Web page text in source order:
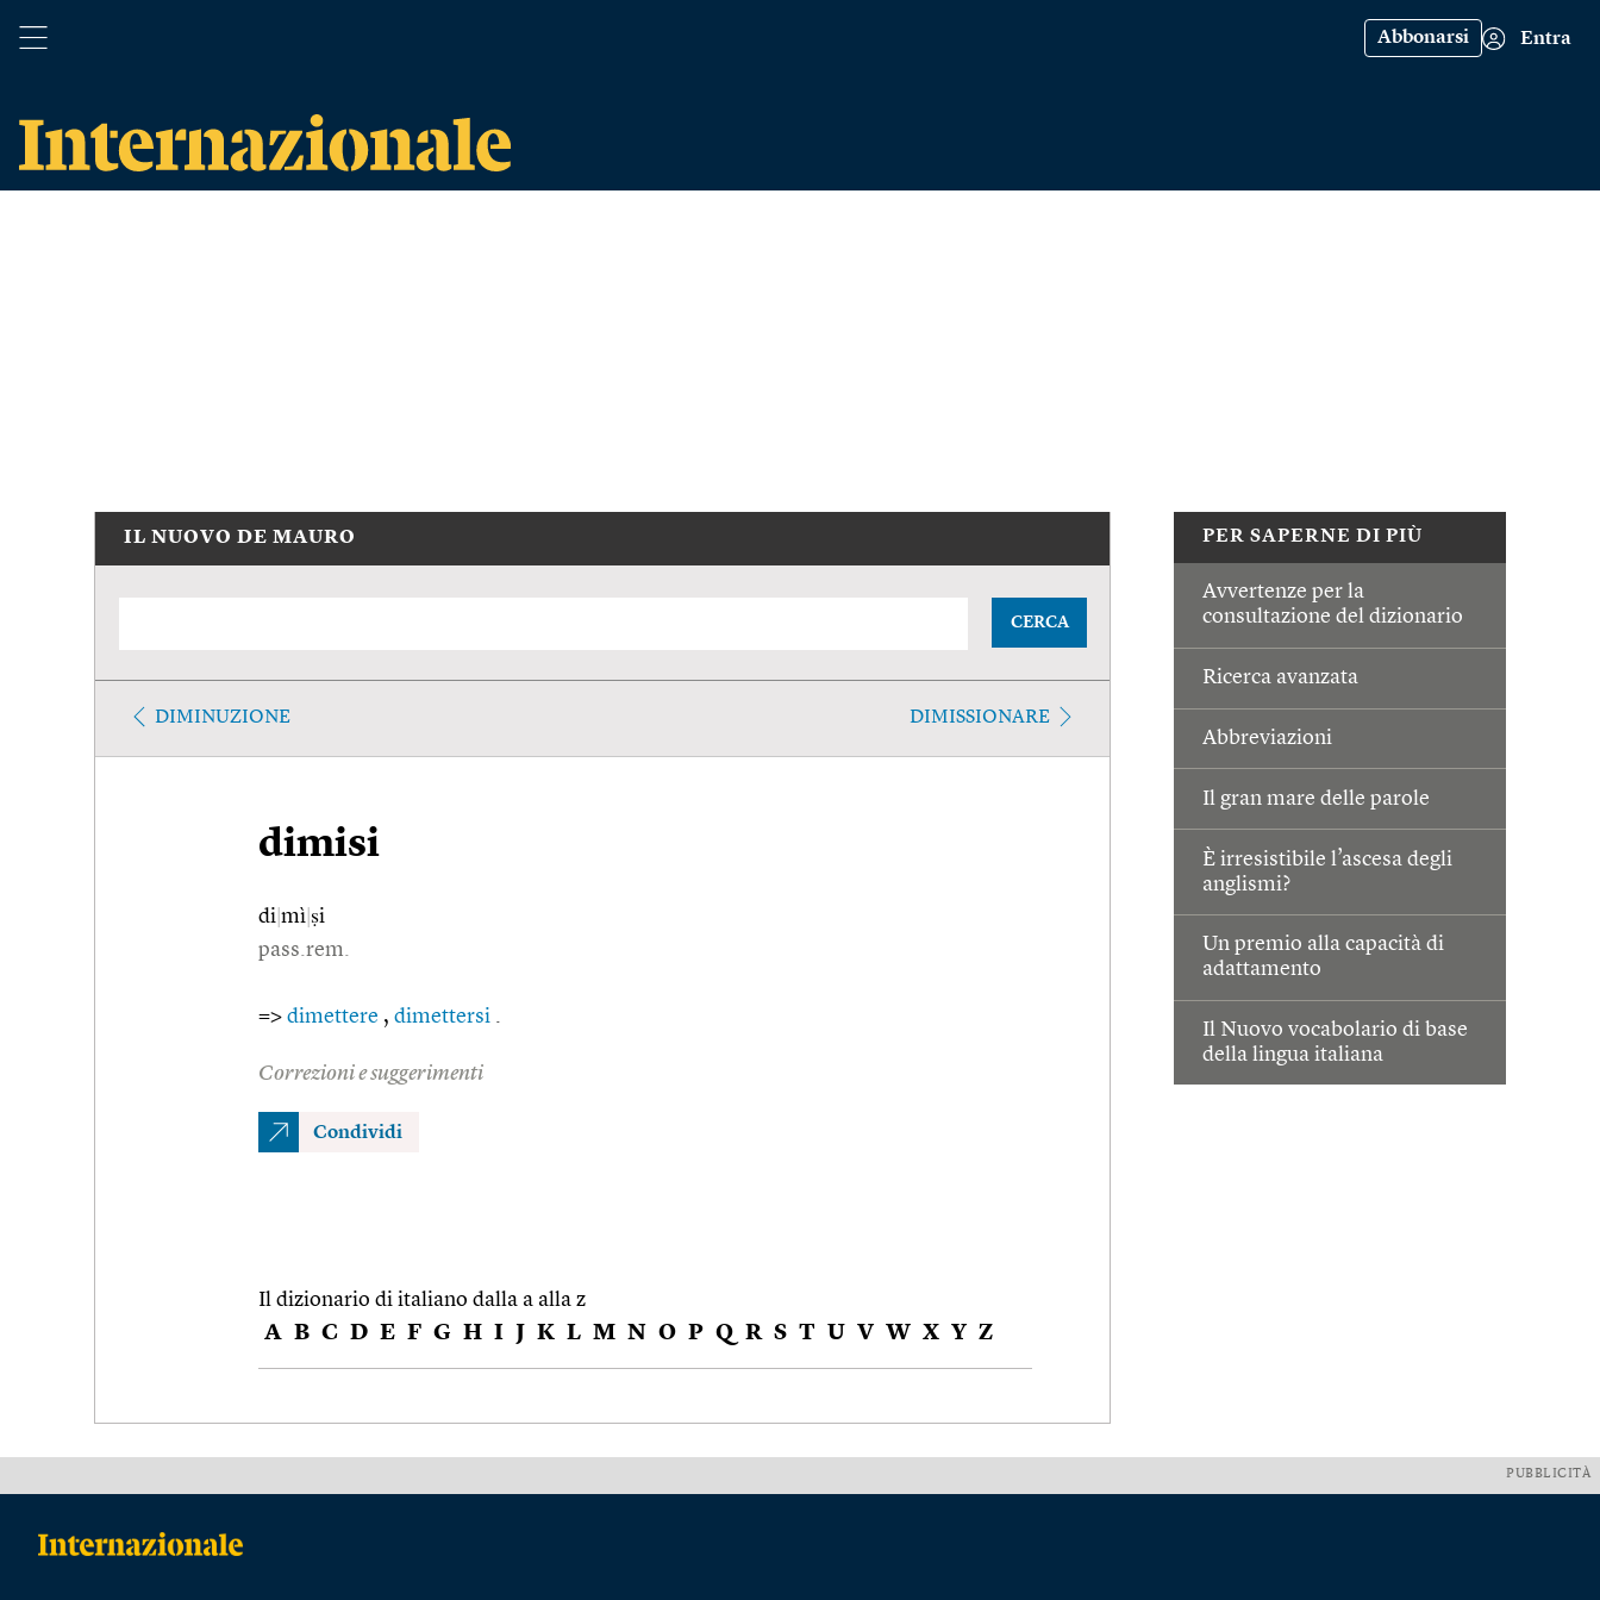
Abbonarsi Entra
PER SAPERNE DI PIÙ
Avvertenze per la
consultazione del dizionario
Ricerca avanzata
Abbreviazioni
Il gran mare delle parole
È irresistibile l’ascesa degli
anglismi?
Un premio alla capacità di
adattamento
Il Nuovo vocabolario di base
della lingua italiana
IL NUOVO DE MAURO
CERCA
DIMINUZIONE DIMISSIONARE
dimisi
di mì ṣi
pass.rem.
=> dimettere , dimettersi .
Correzioni e suggerimenti
Condividi
Il dizionario di italiano dalla a alla z
A B C D E F G H I J K L M N O P Q R S T U V W X Y Z
PUBBLICITÀ